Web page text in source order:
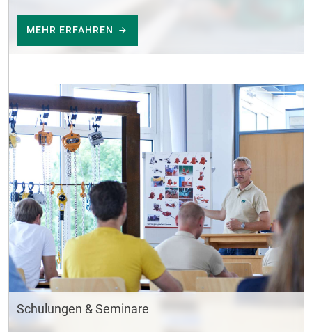
MEHR ERFAHREN
Schulungen & Seminare